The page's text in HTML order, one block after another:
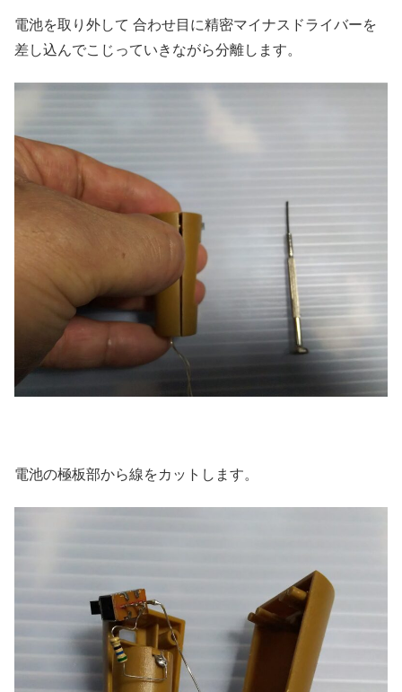
電池を取り外して 合わせ目に精密マイナスドライバーを
差し込んでこじっていきながら分離します。
電池の極板部から線をカットします。